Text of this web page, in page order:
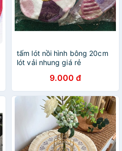
tấm lót nồi hình bông 20cm
lót vải nhung giá rẻ
9.000 đ